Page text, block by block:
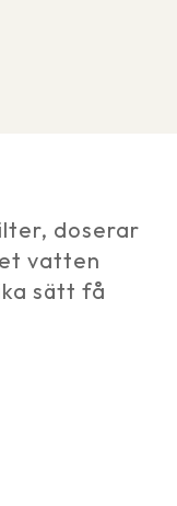
doserar
vatten
sätt få